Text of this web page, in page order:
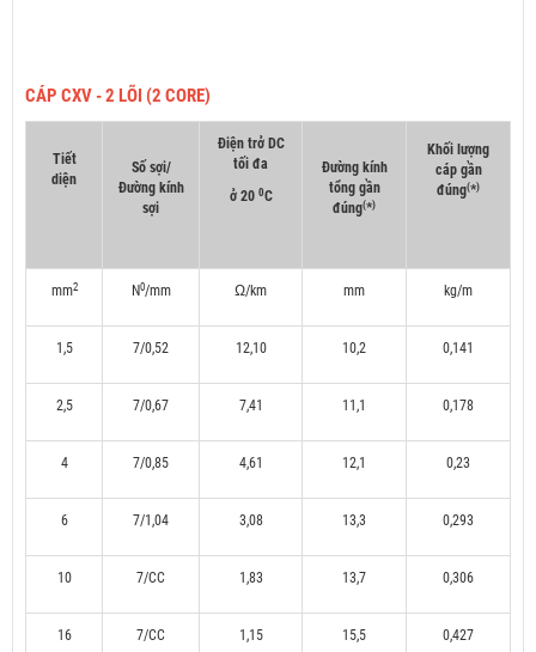
CÁP CXV - 2 LÕI (2 CORE)
Tiết
diện
Số sợi/
Đường kính
sợi
Điện trở DC
tối đa
ở 20 0C
Đường kính
tổng gần
đúng(*)
Khối lượng
cáp gần
đúng(*)
mm2 N0/mm Ω/km mm kg/m
1,5 7/0,52 12,10 10,2 0,141
2,5 7/0,67 7,41 11,1 0,178
4 7/0,85 4,61 12,1 0,23
6 7/1,04 3,08 13,3 0,293
10 7/CC 1,83 13,7 0,306
16 7/CC 1,15 15,5 0,427